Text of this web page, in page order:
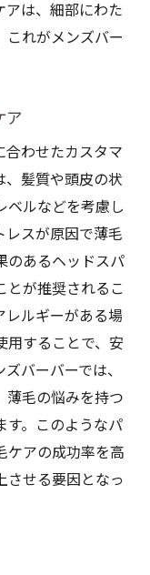
アは、細部にわた
これがメンズバー
ア
合わせたカスタマ
、髪質や頭皮の状
ベルなどを考慮し
レスが原因で薄毛
のあるヘッドスパ
とが推奨されるこ
レルギーがある場
用することで、安
バーバーでは、
薄毛の悩みを持つ
す。このようなパ
ケアの成功率を高
させる要因となっ